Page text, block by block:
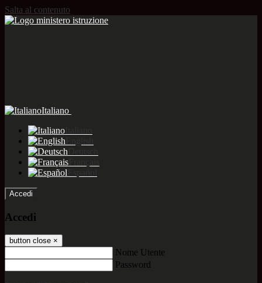
Salta al contenuto
Italiano
Accedi
Accedi
button close ×
Nome Utente
Password